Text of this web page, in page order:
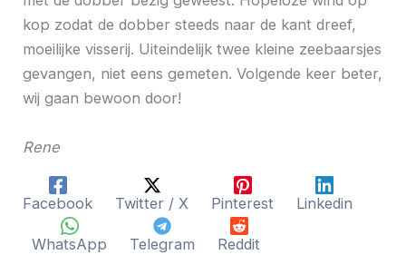
kop zodat de dobber steeds naar de kant dreef,
moeilijke visserij. Uiteindelijk twee kleine zeebaarsjes
gevangen, niet eens gemeten. Volgende keer beter,
wij gaan bewoon door!
Rene
Facebook Twitter / X Pinterest Linkedin
WhatsApp Telegram Reddit